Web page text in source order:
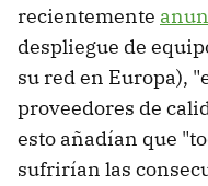
recientemente
despliegue de
su red en Europa),
proveedores de
esto añadían que
sufrirían las